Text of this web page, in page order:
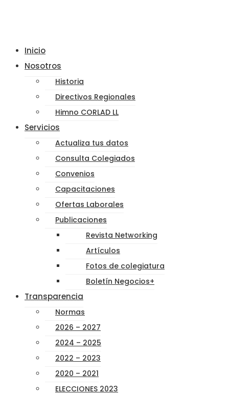
Inicio
Nosotros
Historia
Directivos Regionales
Himno CORLAD LL
Servicios
Actualiza tus datos
Consulta Colegiados
Convenios
Capacitaciones
Ofertas Laborales
Publicaciones
Revista Networking
Artículos
Fotos de colegiatura
Boletín Negocios+
Transparencia
Normas
2026 – 2027
2024 – 2025
2022 – 2023
2020 – 2021
ELECCIONES 2023